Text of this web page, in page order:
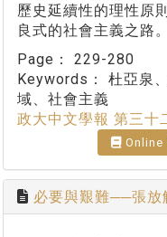
歷史延續性的理性原
良式的社會主義之路。
Page： 229-280
Keywords： 杜亞泉
域、社會主義
政大中文學報 第三十
必要與艱難──張放